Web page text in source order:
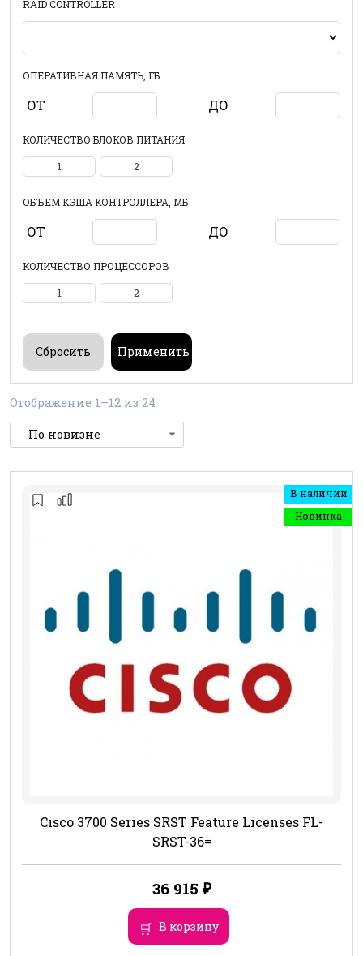
RAID CONTROLLER
ОПЕРАТИВНАЯ ПАМЯТЬ, ГБ
ОТ ДО
КОЛИЧЕСТВО БЛОКОВ ПИТАНИЯ
1 2
ОБЪЕМ КЭША КОНТРОЛЛЕРА, МБ
ОТ ДО
КОЛИЧЕСТВО ПРОЦЕССОРОВ
1 2
Отображение 1–12 из 24
В наличии
Новинка
Cisco 3700 Series SRST Feature Licenses FL-
SRST-36=
36 915 ₽
В корзину